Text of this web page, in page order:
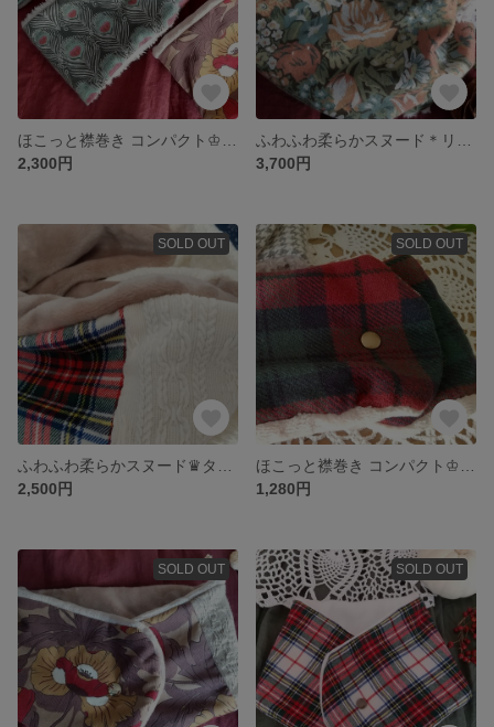
2,300円
3,700円
SOLD OUT
2,500円
SOLD OUT
1,280円
SOLD OUT SOLD OUT